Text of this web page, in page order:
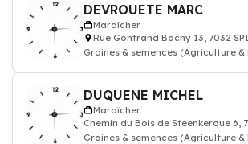
DEVROUETE MARC
Maraîcher
Rue Gontrand Bachy 13, 7032
Graines & semences (Agriculture
DUQUENE MICHEL
Maraîcher
Chemin du Bois de Steenkerque 6,
Graines & semences (Agriculture